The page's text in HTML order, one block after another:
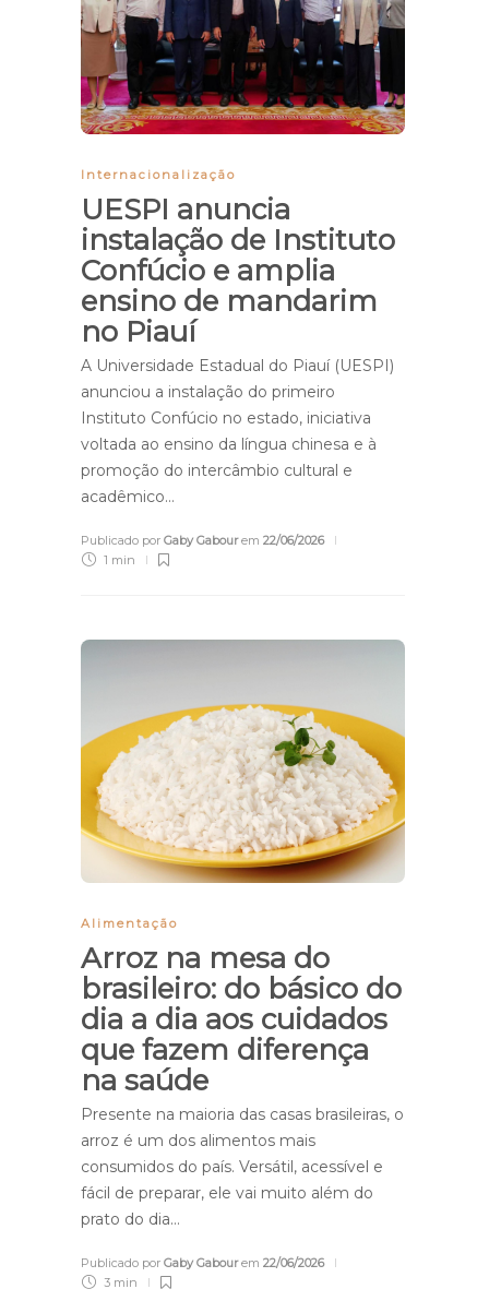
Internacionalização
UESPI anuncia
instalação de Instituto
Confúcio e amplia
ensino de mandarim
no Piauí
A Universidade Estadual do Piauí (UESPI)
anunciou a instalação do primeiro
Instituto Confúcio no estado, iniciativa
voltada ao ensino da língua chinesa e à
promoção do intercâmbio cultural e
acadêmico…
Publicado por Gaby Gabourem 22/06/2026
1 min
Alimentação
Arroz na mesa do
brasileiro: do básico do
dia a dia aos cuidados
que fazem diferença
na saúde
Presente na maioria das casas brasileiras, o
arroz é um dos alimentos mais
consumidos do país. Versátil, acessível e
fácil de preparar, ele vai muito além do
prato do dia…
Publicado por Gaby Gabourem 22/06/2026
3 min